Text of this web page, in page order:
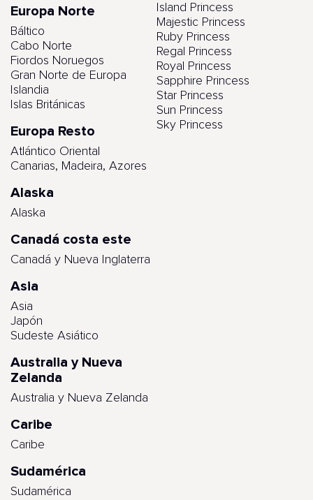
Europa Norte
Báltico
Cabo Norte
Fiordos Noruegos
Gran Norte de Europa
Islandia
Islas Británicas
Europa Resto
Atlántico Oriental
Canarias, Madeira, Azores
Alaska
Alaska
Canadá costa este
Canadá y Nueva Inglaterra
Asia
Asia
Japón
Sudeste Asiático
Australia y Nueva
Zelanda
Australia y Nueva Zelanda
Caribe
Caribe
Sudamérica
Sudamérica
Island Princess
Majestic Princess
Ruby Princess
Regal Princess
Royal Princess
Sapphire Princess
Star Princess
Sun Princess
Sky Princess